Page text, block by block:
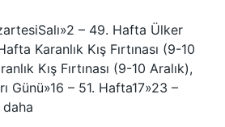
– 49. Hafta Ülker
Karanlık Kış Fırtınası (9-10
Kış Fırtınası (9-10 Aralık),
Günü»16 – 51. Hafta17»23 –